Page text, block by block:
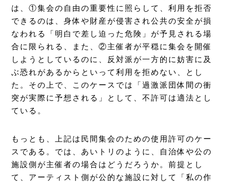
は、①集会の自由の重要性に照らして、利用を拒否
できるのは、身体や財産が侵害され公共の安全が損
なわれる「明白で差し迫った危険」が予見される場
合に限られる、また、②主催者が平穏に集会を開催
しようとしているのに、反対派が一方的に妨害に及
ぶ恐れがあるからといって利用を拒めない、とし
た。その上で、このケースでは「過激派団体間の衝
突が実際に予想される」として、不許可は適法とし
ている。
もっとも、上記は民間集会のための使用許可のケー
スである。では、あいトリのように、自治体や公の
施設側が主催者の場合はどうだろうか。前提とし
て、アーティスト側が公的な施設に対して「私の作